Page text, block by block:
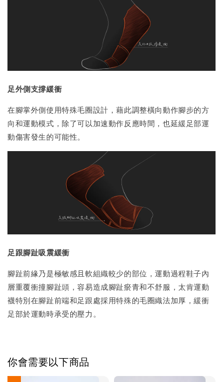
足外側支撐緩衝
在腳掌外側使用特殊毛圈設計，藉此調整橫向動作腳步的方
向和運動模式，除了可以加速動作反應時間，也延緩足部運
動傷害發生的可能性。
足跟腳趾吸震緩衝
腳趾前緣乃是極敏感且軟組織較少的部位，運動過程鞋子內
層重覆衝撞腳趾頭，容易造成腳趾瘀青和不舒服，太肯運動
襪特別在腳趾前端和足跟處採用特殊的毛圈織法加厚，緩衝
足部於運動時承受的壓力。
你會需要以下商品